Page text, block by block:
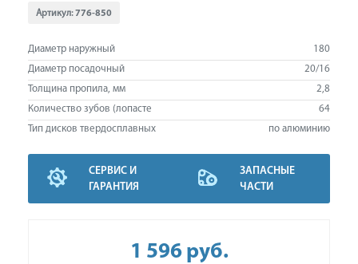
Артикул:776-850
Диаметр наружный
180
Диаметр посадочный
20/16
Толщина пропила, мм
2,8
Количество зубов (лопасте
64
Тип дисков твердосплавных
по алюминию
СЕРВИС И
ГАРАНТИЯ
ЗАПАСНЫЕ
ЧАСТИ
1 596 руб.